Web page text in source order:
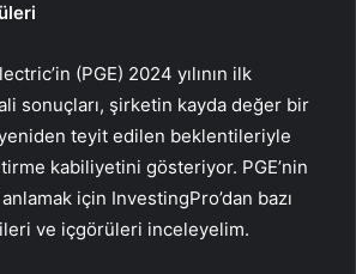
(PGE) 2024 yılının ilk
sonuçları, şirketin kayda değer bir
teyit edilen beklentileriyle
kabiliyetini gösteriyor. PGE’nin
için InvestingPro’dan bazı
ve içgörüleri inceleyelim.